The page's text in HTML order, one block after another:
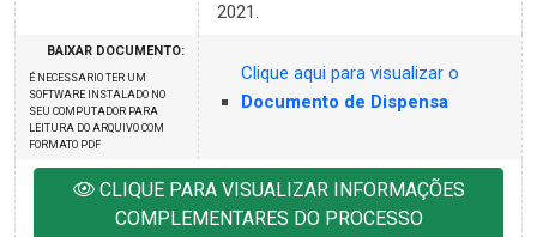
2021.
BAIXAR DOCUMENTO:
É NECESSARIO TER UM
SOFTWARE INSTALADO NO
SEU COMPUTADOR PARA
LEITURA DO ARQUIVO COM
FORMATO PDF
Clique aqui para visualizar o
Documento de Dispensa
CLIQUE PARA VISUALIZAR INFORMAÇÕES
COMPLEMENTARES DO PROCESSO